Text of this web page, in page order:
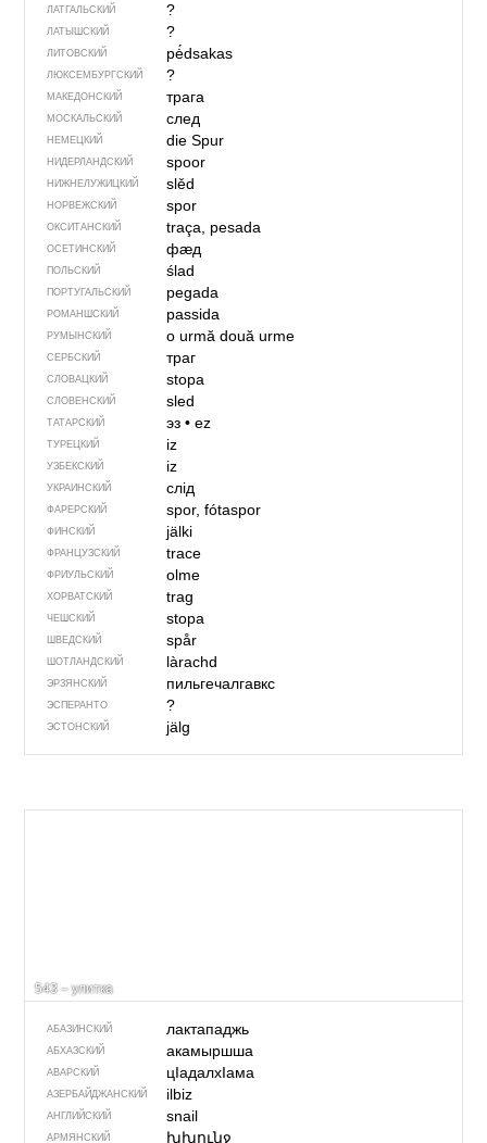
ЛАТГАЛЬСКИЙ ?
ЛАТЫШСКИЙ ?
ЛИТОВСКИЙ pė́dsakas
ЛЮКСЕМБУРГСКИЙ ?
МАКЕДОНСКИЙ трага
МОСКАЛЬСКИЙ след
НЕМЕЦКИЙ die Spur
НИДЕРЛАНДСКИЙ spoor
НИЖНЕЛУЖИЦКИЙ slěd
НОРВЕЖСКИЙ spor
ОКСИТАНСКИЙ traça, pesada
ОСЕТИНСКИЙ фӕд
ПОЛЬСКИЙ ślad
ПОРТУГАЛЬСКИЙ pegada
РОМАНШСКИЙ passida
РУМЫНСКИЙ o urmădouă urme
СЕРБСКИЙ траг
СЛОВАЦКИЙ stopa
СЛОВЕНСКИЙ sled
ТАТАРСКИЙ эз• ez
ТУРЕЦКИЙ iz
УЗБЕКСКИЙ iz
УКРАИНСКИЙ слід
ФАРЕРСКИЙ spor, fótaspor
ФИНСКИЙ jälki
ФРАНЦУЗСКИЙ trace
ФРИУЛЬСКИЙ olme
ХОРВАТСКИЙ trag
ЧЕШСКИЙ stopa
ШВЕДСКИЙ spår
ШОТЛАНДСКИЙ làrachd
ЭРЗЯНСКИЙ пильгечалгавкс
ЭСПЕРАНТО ?
ЭСТОНСКИЙ jälg
543 – улитка
АБАЗИНСКИЙ лактападжь
АБХАЗСКИЙ акамыршша
АВАРСКИЙ цIадалхIама
АЗЕРБАЙДЖАН­СКИЙ ilbiz
АНГЛИЙСКИЙ snail
АРМЯНСКИЙ խխունջ